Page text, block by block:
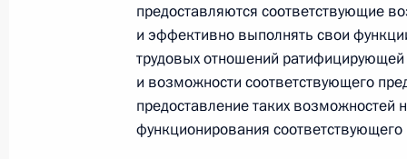
Встреча с председателем
Михаилом Шмаковым
13 июля 2012 года, 13:40
предоставляются соответствующие
и эффективно выполнять свои
трудовых отношений
и возможности соответствующего
предоставление таких
функционирования соответствующего